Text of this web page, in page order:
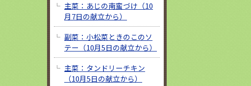
主菜：あじの南蛮づけ（10
月7日の献立から）
副菜：小松菜ときのこのソ
テー（10月5日の献立から）
主菜：タンドリーチキン
（10月5日の献立から）